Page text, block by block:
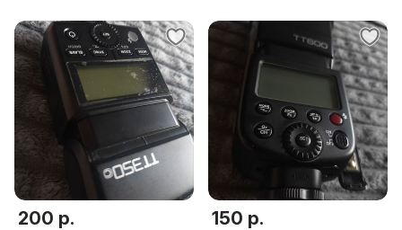
200 р. 150 р.